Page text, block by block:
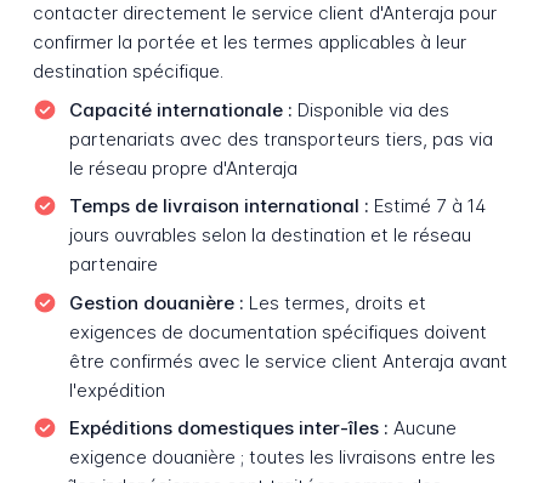
contacter directement le service client d'Anteraja pour
confirmer la portée et les termes applicables à leur
destination spécifique.
Capacité internationale : Disponible via des
partenariats avec des transporteurs tiers, pas via
le réseau propre d'Anteraja
Temps de livraison international : Estimé 7 à 14
jours ouvrables selon la destination et le réseau
partenaire
Gestion douanière : Les termes, droits et
exigences de documentation spécifiques doivent
être confirmés avec le service client Anteraja avant
l'expédition
Expéditions domestiques inter-îles : Aucune
exigence douanière ; toutes les livraisons entre les